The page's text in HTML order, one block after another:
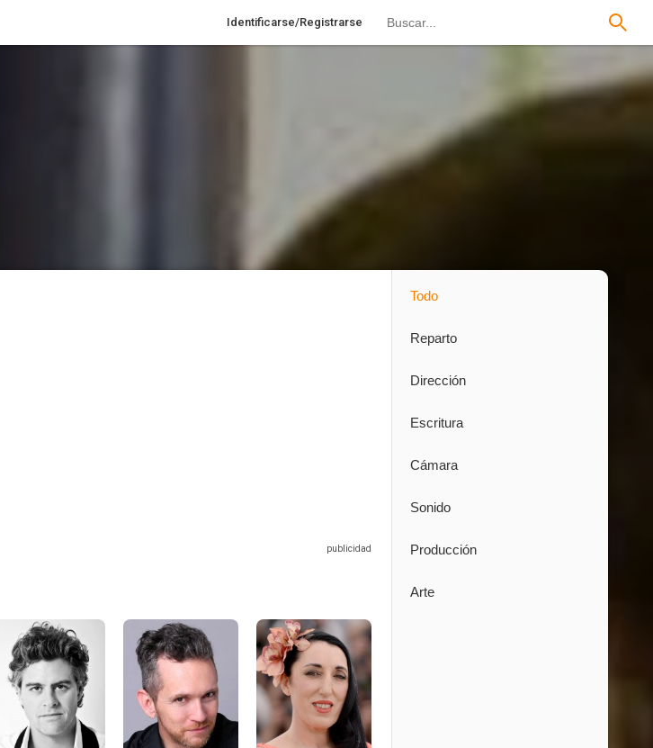
Identificarse/Registrarse
Todo
Reparto
Dirección
Escritura
Cámara
Sonido
Producción
Arte